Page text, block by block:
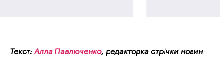
Текст:Алла Павлюченко, редакторка стрічки новин